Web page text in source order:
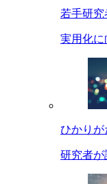
若手研
実用化に
ひかりが
研究者が